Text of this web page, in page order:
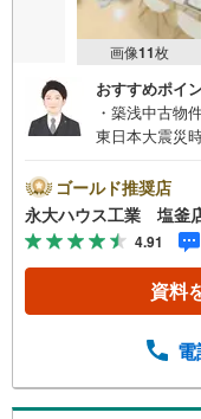
画像11枚
おすすめポイ
・築浅中古物
東日本大震災
展開中！こち
介！1.＜豊富
種別を問わず
や商業施設、
お客様によ
サポートさ
宅に関する様
きます。各店
ゴールド推奨店
永大ハウス工業 塩釜
4.91
資料